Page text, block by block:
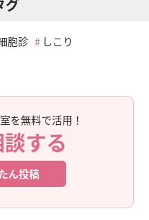
グ
胞診
しこり
を無料で活用！
する
ん投稿